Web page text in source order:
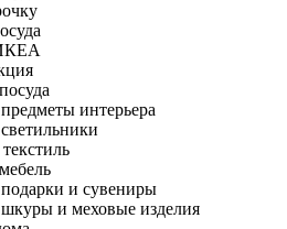
интерьера
и сувениры
и меховые изделия